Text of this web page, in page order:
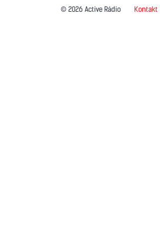
© 2026 Active Rádio Kontakt